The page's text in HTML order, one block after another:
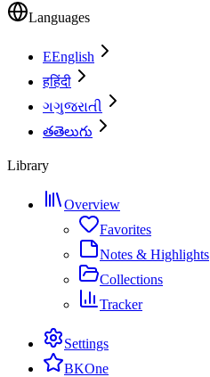
Languages
EEnglish
हहिंदी
ગગુજરાતી
తతెలుగు
Library
Overview
Favorites
Notes & Highlights
Collections
Tracker
Settings
BKOne